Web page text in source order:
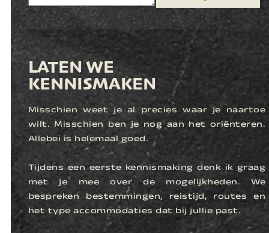
LATEN WE
KENNISMAKEN
Misschien weet je al precies waar je naartoe
wilt. Misschien ben je nog aan het oriënteren.
Allebei is helemaal goed.
Tijdens een eerste kennismaking denk ik graag
met je mee over de mogelijkheden. We
bespreken bestemmingen, reistijd, routes en
het type accommodaties dat bij jullie past.